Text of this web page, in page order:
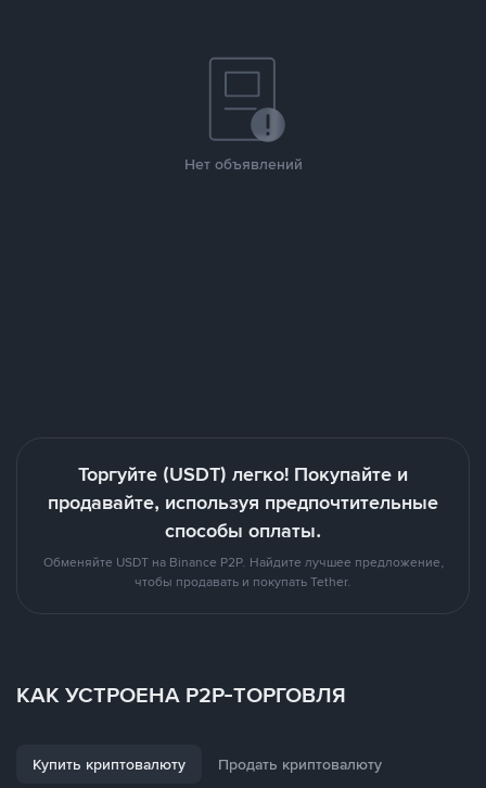
Нет объявлений
Торгуйте (USDT) легко! Покупайте и
продавайте, используя предпочтительные
способы оплаты.
Обменяйте USDT на Binance P2P. Найдите лучшее предложение,
чтобы продавать и покупать Tether.
КАК УСТРОЕНА P2P-ТОРГОВЛЯ
Купить криптовалюту Продать криптовалюту